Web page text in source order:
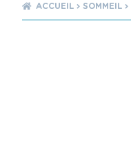
ACCUEIL SOMMEIL